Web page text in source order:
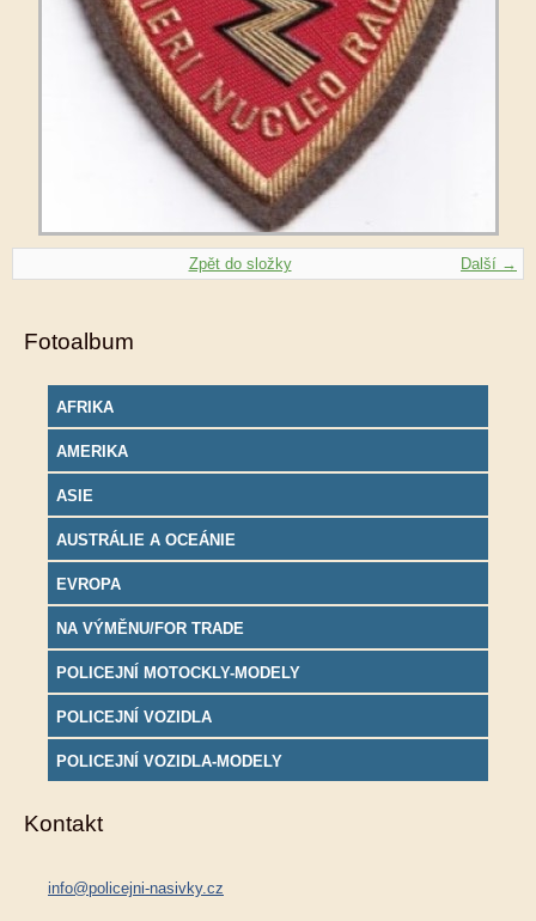
Další →
Zpět do složky
Fotoalbum
AFRIKA
AMERIKA
ASIE
AUSTRÁLIE A OCEÁNIE
EVROPA
NA VÝMĚNU/FOR TRADE
POLICEJNÍ MOTOCKLY-MODELY
POLICEJNÍ VOZIDLA
POLICEJNÍ VOZIDLA-MODELY
Kontakt
info@policejni-nasivky.cz